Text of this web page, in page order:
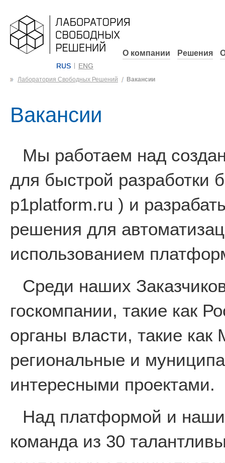
RUS ENG
О компании Решения
Лаборатория Свободных Решений Вакансии
Вакансии
Мы работаем над
для быстрой разработки
p1platform.ru ) и
решения для
использованием
Среди наших
госкомпании, такие как
органы власти, такие
региональные и
интересными проектами.
Над платформой и
команда из 30